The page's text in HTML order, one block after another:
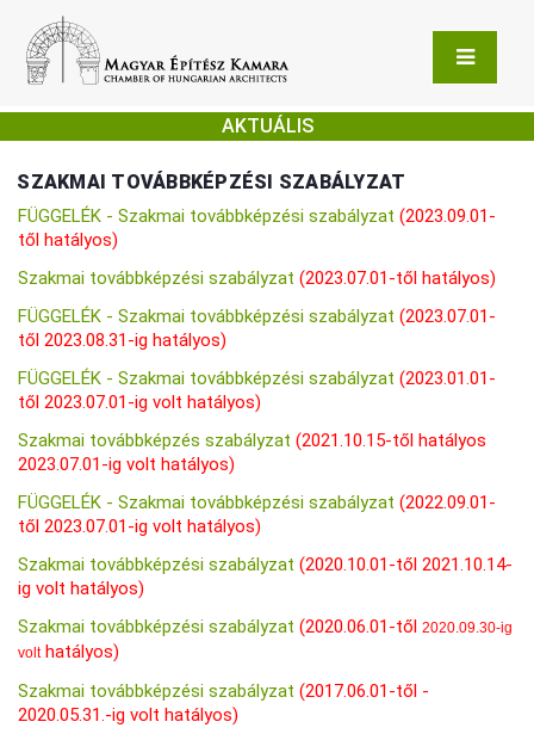
AKTUÁLIS
SZAKMAI TOVÁBBKÉPZÉSI SZABÁLYZAT
FÜGGELÉK - Szakmai továbbképzési szabályzat (2023.09.01-
től hatályos)
Szakmai továbbképzési szabályzat (2023.07.01-től hatályos)
FÜGGELÉK - Szakmai továbbképzési szabályzat (2023.07.01-
től 2023.08.31-ig hatályos)
FÜGGELÉK - Szakmai továbbképzési szabályzat (2023.01.01-
től 2023.07.01-ig volt hatályos)
Szakmai továbbképzés szabályzat (2021.10.15-től hatályos
2023.07.01-ig volt hatályos)
FÜGGELÉK - Szakmai továbbképzési szabályzat (2022.09.01-
től 2023.07.01-ig volt hatályos)
Szakmai továbbképzési szabályzat (2020.10.01-től 2021.10.14-
ig volt hatályos)
Szakmai továbbképzési szabályzat (2020.06.01-től2020.09.30-ig
volthatályos)
Szakmai továbbképzési szabályzat (2017.06.01-től -
2020.05.31.-ig volt hatályos)